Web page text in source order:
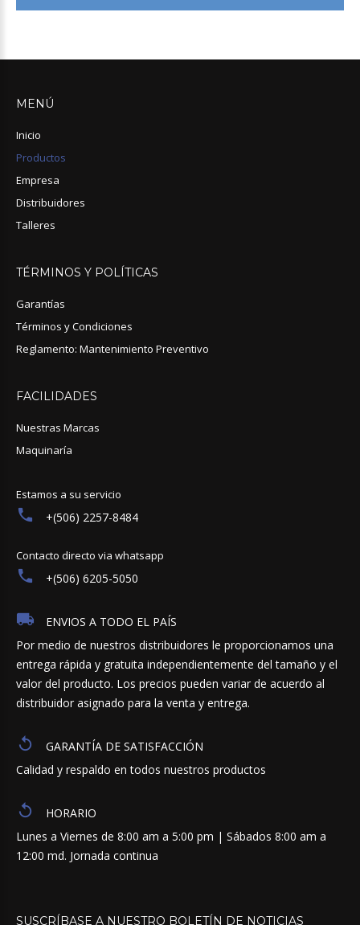
MENÚ
Inicio
Productos
Empresa
Distribuidores
Talleres
TÉRMINOS Y POLÍTICAS
Garantías
Términos y Condiciones
Reglamento: Mantenimiento Preventivo
FACILIDADES
Nuestras Marcas
Maquinaría
Estamos a su servicio
+(506) 2257-8484
Contacto directo via whatsapp
+(506) 6205-5050
ENVIOS A TODO EL PAÍS
Por medio de nuestros distribuidores le proporcionamos una
entrega rápida y gratuita independientemente del tamaño y el
valor del producto. Los precios pueden variar de acuerdo al
distribuidor asignado para la venta y entrega.
GARANTÍA DE SATISFACCIÓN
Calidad y respaldo en todos nuestros productos
HORARIO
Lunes a Viernes de 8:00 am a 5:00 pm | Sábados 8:00 am a
12:00 md. Jornada continua
SUSCRÍBASE A NUESTRO BOLETÍN DE NOTICIAS